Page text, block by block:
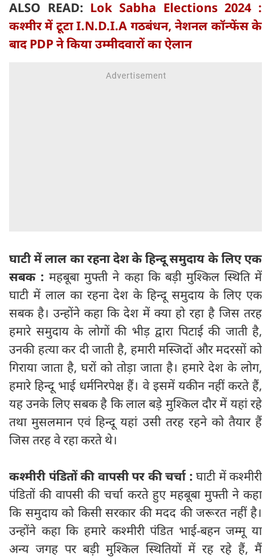
ALSO READ: Lok Sabha Elections 2024 :
कश्मीर में टूटा I.N.D.I.A गठबंधन, नेशनल कॉन्फेंस के
बाद PDP ने किया उम्मीदवारों का ऐलान
घाटी में लाल का रहना देश के हिन्दू समुदाय के लिए एक
सबक :महबूबा मुफ्ती ने कहा कि बड़ी मुश्किल स्थिति में
घाटी में लाल का रहना देश के हिन्दू समुदाय के लिए एक
सबक है। उन्होंने कहा कि देश में क्या हो रहा है जिस तरह
हमारे समुदाय के लोगों की भीड़ द्वारा पिटाई की जाती है,
उनकी हत्या कर दी जाती है, हमारी मस्जिदों और मदरसों को
गिराया जाता है, घरों को तोड़ा जाता है। हमारे देश के लोग,
हमारे हिन्दू भाई धर्मनिरपेक्ष हैं। वे इसमें यकीन नहीं करते हैं,
यह उनके लिए सबक है कि लाल बड़े मुश्किल दौर में यहां रहे
तथा मुसलमान एवं हिन्दू यहां उसी तरह रहने को तैयार हैं
जिस तरह वे रहा करते थे।
कश्मीरी पंडितों की वापसी पर की चर्चा : घाटी में कश्मीरी
पंडितों की वापसी की चर्चा करते हुए महबूबा मुफ्ती ने कहा
कि समुदाय को किसी सरकार की मदद की जरूरत नहीं है।
उन्होंने कहा कि हमारे कश्मीरी पंडित भाई-बहन जम्मू या
अन्य जगह पर बड़ी मुश्किल स्थितियों में रह रहे हैं, मैं